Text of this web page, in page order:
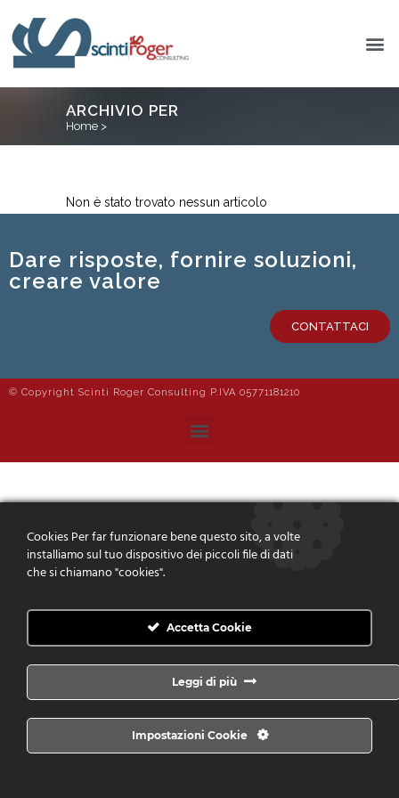
ARCHIVIO PER
Home >
Non è stato trovato nessun articolo
Dare risposte, fornire soluzioni,
creare valore
CONTATTACI
© Copyright Scinti Roger Consulting P.IVA 05771181210
Cookies Per far funzionare bene questo sito, a volte
installiamo sul tuo dispositivo dei piccoli file di dati
che si chiamano "cookies".
Accetta Cookie
Leggi di più
Impostazioni Cookie